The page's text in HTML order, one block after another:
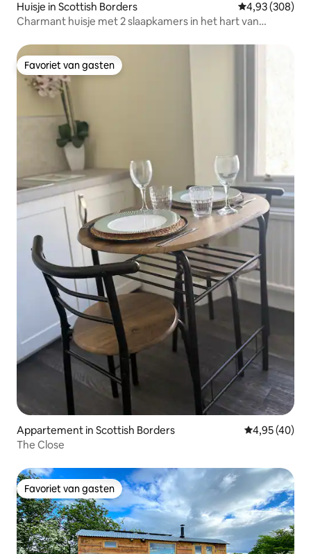
Huisje in Scottish Borders Gemiddelde
4,93 (308)
Charmant huisje met 2 slaapkamers in het hart van
Favoriet van gasten
Favoriet van gasten
Appartement in Scottish Borders Gemiddelde
4,95 (40)
The Close
Favoriet van gasten
Favoriet van gasten